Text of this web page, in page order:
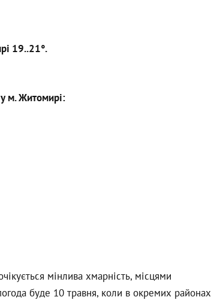
19..21°.
м. Житомирі:
мінлива хмарність, місцями
буде 10 травня, коли в окремих районах